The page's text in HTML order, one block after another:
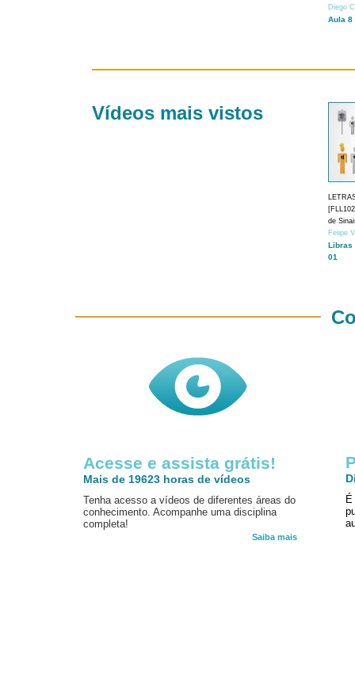
Diego
Aula 8
Vídeos mais vistos
de
Felipe
Libras
01
Acesse e assista grátis!
Mais de 19623 horas de vídeos
Tenha acesso a vídeos de diferentes áreas do
conhecimento. Acompanhe uma disciplina
completa!
Saiba mais